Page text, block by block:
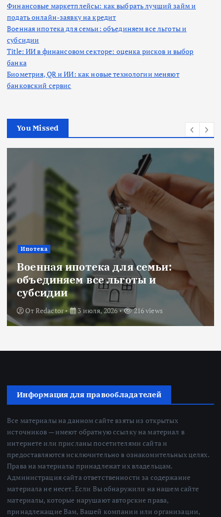
Финансовые маркетплейсы: как выбрать лучший займ и
подать онлайн-заявку на кредит
Военная ипотека для семьи: объединяем все льготы и
субсидии
Title: ИИ в финансовом секторе: оценка рисков и выбор
банка
Биометрия, QR и ИИ: как новые технологии меняют
банковский сервис
You Missed
Ипотека
Военная ипотека для семьи:
объединяем все льготы и
субсидии
ОтRedactor 3 июля, 2026 216 views
Информация для правообладателей
Все материалы на данном сайте взяты из открытых
источников — имеют обратную ссылку на материал в
интернете или присланы посетителями сайта и
предоставляются исключительно в ознакомительных целях.
Права на материалы принадлежат их владельцам.
Администрация сайта ответственности за содержание
материала не несет. Если Вы обнаружили на нашем сайте
материалы, которые нарушают авторские права,
принадлежащие Вам, Вашей компании или организации,